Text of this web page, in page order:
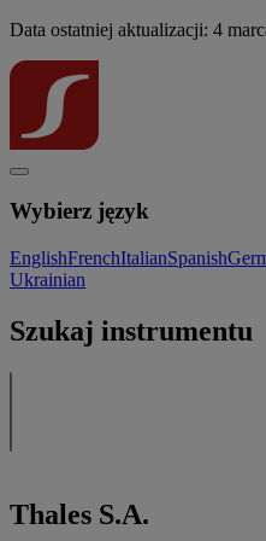
Data ostatniej aktualizacji: 4
Wybierz język
EnglishFrenchItalianSpanish
Ukrainian
Szukaj instrumentu
Thales S.A.